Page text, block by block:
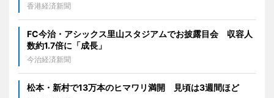
香港経済新聞
FC今治・アシックス里山スタジアムでお披露目会 収容人
数約1.7倍に「成長」
今治経済新聞
松本・新村で13万本のヒマワリ満開 見頃は3週間ほど